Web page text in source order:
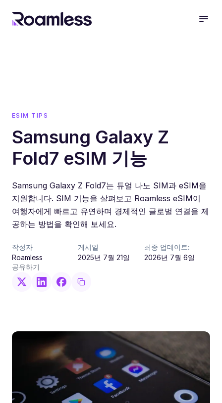
ESIM TIPS
Samsung Galaxy Z
Fold7 eSIM 기능
Samsung Galaxy Z Fold7는 듀얼 나노 SIM과 eSIM을
지원합니다. SIM 기능을 살펴보고 Roamless eSIM이
여행자에게 빠르고 유연하며 경제적인 글로벌 연결을 제
공하는 방법을 확인해 보세요.
작성자
Roamless
게시일
2025년 7월 21일
최종 업데이트:
2026년 7월 6일
공유하기